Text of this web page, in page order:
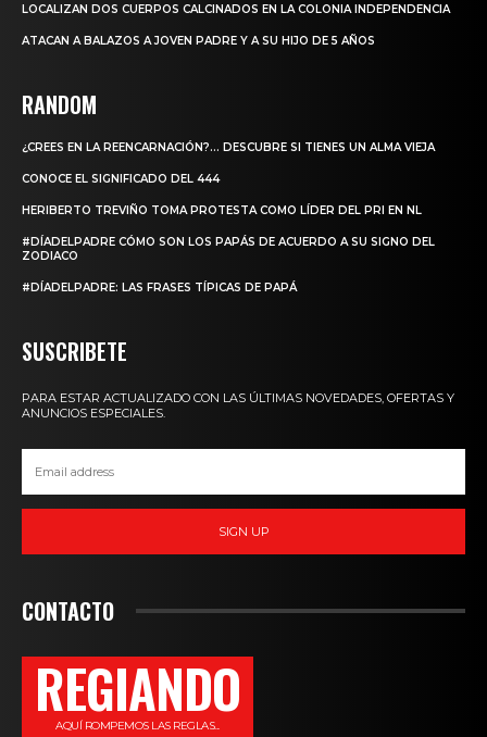
LOCALIZAN DOS CUERPOS CALCINADOS EN LA COLONIA INDEPENDENCIA
ATACAN A BALAZOS A JOVEN PADRE Y A SU HIJO DE 5 AÑOS
RANDOM
¿CREES EN LA REENCARNACIÓN?… DESCUBRE SI TIENES UN ALMA VIEJA
CONOCE EL SIGNIFICADO DEL 444
HERIBERTO TREVIÑO TOMA PROTESTA COMO LÍDER DEL PRI EN NL
#DÍADELPADRE CÓMO SON LOS PAPÁS DE ACUERDO A SU SIGNO DEL
ZODIACO
#DÍADELPADRE: LAS FRASES TÍPICAS DE PAPÁ
SUSCRIBETE
PARA ESTAR ACTUALIZADO CON LAS ÚLTIMAS NOVEDADES, OFERTAS Y
ANUNCIOS ESPECIALES.
SIGN UP
CONTACTO
REGIANDO
AQUÍ ROMPEMOS LAS REGLAS...